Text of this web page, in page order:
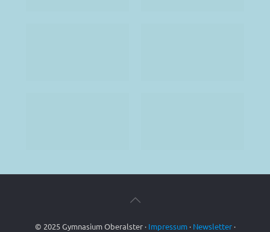
© 2025 Gymnasium Oberalster · Impressum· Newsletter·